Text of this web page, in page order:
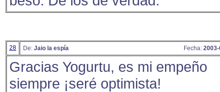
28 De: Jaio la espía Fecha:
Gracias Yogurtu, es mi empeño
siempre ¡seré optimista!